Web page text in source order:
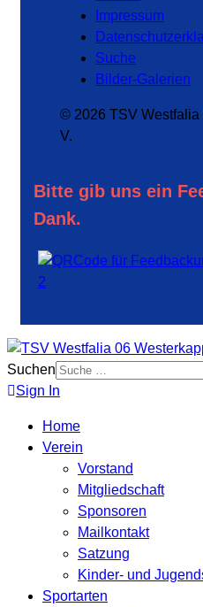
Impressum
Suche
Bilder-Galerien
© 2026 TSV Westfalia
V.
Bitte gib uns ein
Dank.
Suchen
Sign In
Home
Verein
Vorstand
Mitgliedschaft
Sponsoren
Mailkontakt
Satzung
Kinder- und
Sportarten